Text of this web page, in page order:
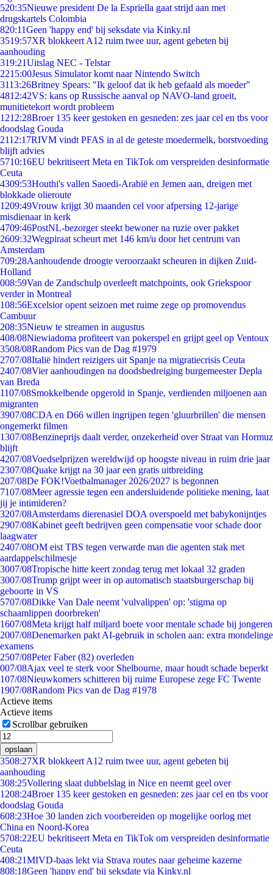
520:35Nieuwe president De la Espriella gaat strijd aan met
drugskartels Colombia
820:11Geen 'happy end' bij seksdate via Kinky.nl
3519:57XR blokkeert A12 ruim twee uur, agent gebeten bij
aanhouding
319:21Uitslag NEC - Telstar
2215:00Jesus Simulator komt naar Nintendo Switch
3113:26Britney Spears: "Ik geloof dat ik heb gefaald als moeder"
4812:42VS: kans op Russische aanval op NAVO-land groeit,
munitietekort wordt probleem
1212:28Broer 135 keer gestoken en gesneden: zes jaar cel en tbs voor
doodslag Gouda
2112:17RIVM vindt PFAS in al de geteste moedermelk, borstvoeding
blijft advies
5710:16EU bekritiseert Meta en TikTok om verspreiden desinformatie
Ceuta
4309:53Houthi's vallen Saoedi-Arabië en Jemen aan, dreigen met
blokkade olieroute
1209:49Vrouw krijgt 30 maanden cel voor afpersing 12-jarige
misdienaar in kerk
4709:46PostNL-bezorger steekt bewoner na ruzie over pakket
2609:32Wegpiraat scheurt met 146 km/u door het centrum van
Amsterdam
709:28Aanhoudende droogte veroorzaakt scheuren in dijken Zuid-
Holland
008:59Van de Zandschulp overleeft matchpoints, ook Griekspoor
verder in Montreal
108:56Excelsior opent seizoen met ruime zege op promovendus
Cambuur
208:35Nieuw te streamen in augustus
408/08Niewiadoma profiteert van pokerspel en grijpt geel op Ventoux
3508/08Random Pics van de Dag #1979
2707/08Italië hindert reizigers uit Spanje na migratiecrisis Ceuta
2407/08Vier aanhoudingen na doodsbedreiging burgemeester Depla
van Breda
1107/08Smokkelbende opgerold in Spanje, verdienden miljoenen aan
migranten
3907/08CDA en D66 willen ingrijpen tegen 'gluurbrillen' die mensen
ongemerkt filmen
1307/08Benzineprijs daalt verder, onzekerheid over Straat van Hormuz
blijft
4207/08Voedselprijzen wereldwijd op hoogste niveau in ruim drie jaar
2307/08Quake krijgt na 30 jaar een gratis uitbreiding
207/08De FOK!Voetbalmanager 2026/2027 is begonnen
7107/08Meer agressie tegen een andersluidende politieke mening, laat
jij je intimideren?
3207/08Amsterdams dierenasiel DOA overspoeld met babykonijntjes
2907/08Kabinet geeft bedrijven geen compensatie voor schade door
laagwater
2407/08OM eist TBS tegen verwarde man die agenten stak met
aardappelschilmesje
3007/08Tropische hitte keert zondag terug met lokaal 32 graden
3007/08Trump grijpt weer in op automatisch staatsburgerschap bij
geboorte in VS
5707/08Dikke Van Dale neemt 'vulvalippen' op: 'stigma op
schaamlippen doorbreken'
1607/08Meta krijgt half miljard boete voor mentale schade bij jongeren
2007/08Denemarken pakt AI-gebruik in scholen aan: extra mondelinge
examens
2507/08Peter Faber (82) overleden
007/08Ajax veel te sterk voor Shelbourne, maar houdt schade beperkt
107/08Nieuwkomers schitteren bij ruime Europese zege FC Twente
1907/08Random Pics van de Dag #1978
Actieve items
Actieve items
Scrollbar gebruiken
opslaan
3508:27XR blokkeert A12 ruim twee uur, agent gebeten bij
aanhouding
308:25Vollering slaat dubbelslag in Nice en neemt geel over
1208:24Broer 135 keer gestoken en gesneden: zes jaar cel en tbs voor
doodslag Gouda
608:23Hoe 30 landen zich voorbereiden op mogelijke oorlog met
China en Noord-Korea
5708:22EU bekritiseert Meta en TikTok om verspreiden desinformatie
Ceuta
408:21MIVD-baas lekt via Strava routes naar geheime kazerne
808:18Geen 'happy end' bij seksdate via Kinky.nl